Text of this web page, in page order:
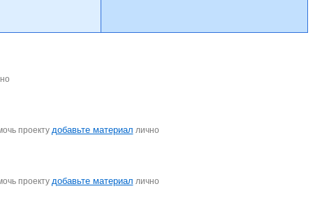
проекту добавьте материал лично
проекту добавьте материал лично